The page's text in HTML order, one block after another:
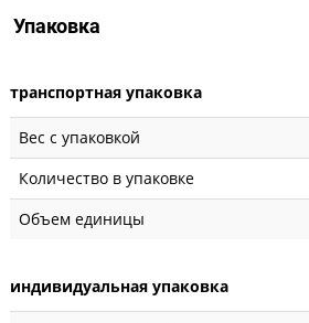
Упаковка
транспортная упаковка
Вес с упаковкой
Количество в упаковке
Объем единицы
индивидуальная упаковка